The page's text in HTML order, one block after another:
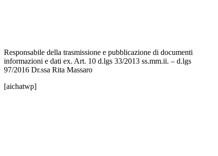
Responsabile della trasmissione e pubblicazione di documenti
informazioni e dati ex. Art. 10 d.lgs 33/2013 ss.mm.ii. – d.lgs
97/2016 Dr.ssa Rita Massaro
[aichatwp]